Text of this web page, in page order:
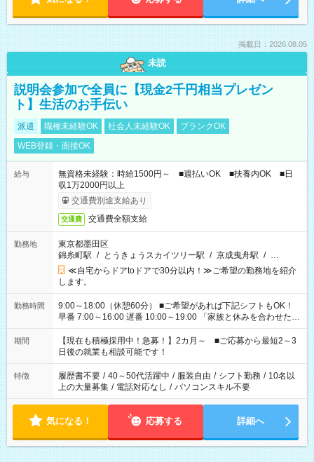
掲載日：2026.08.05
未読
説明会参加で全員に【現金2千円相当プレゼン
ト】生活のお手伝い
派遣 職種未経験OK 社会人未経験OK
ブランクOK
WEB登録・面接OK
給与
無資格未経験：時給1500円～ ■週払いOK ■扶養内OK ■日
収1万2000円以上
交通費別途支給あり
交通費 交通費全額支給
勤務地
東京都墨田区
錦糸町駅 / とうきょうスカイツリー駅 / 京成曳舟駅 / …
≪自宅からドアtoドアで30分以内！≫ご希望の勤務地を紹介
します。
勤務時間
9:00～18:00（休憩60分） ■ご希望があれば下記シフトもOK！
早番 7:00～16:00 遅番 10:00～19:00 「家族と休みを合わせた
い」 「余裕を持って夕飯の準備がしたい」 「できれば残業はし
たくない」 など、ご希望を教えてくださいね。 ※Wワーク希望
の方へ 今ご覧のお仕事で希望する勤務時間と、もう1つのお仕事
の勤務時間。 合計で週40時間を超える場合は応募できません。
期間
【現在も積極採用中！急募！】2カ月～ ■ご応募から最短2～3
日後の就業も相談可能です！
特徴 履歴書不要 / 40～50代活躍中 / 服装自由 / シフト勤務 / 10名以
上の大量募集 / 電話対応なし / パソコンスキル不要
気になる！ 応募する 詳細へ